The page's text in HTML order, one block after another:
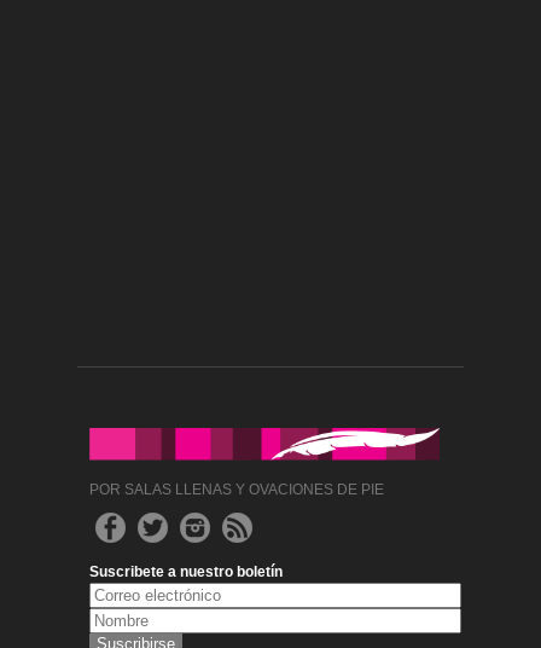
POR SALAS LLENAS Y OVACIONES DE PIE
Suscribete a nuestro boletín